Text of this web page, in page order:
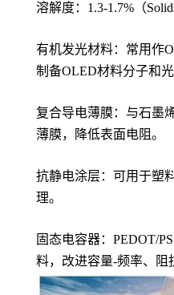
溶解度：1.3-1.7%（
有机发光材料：常用作
制备OLED材料分子和光
复合导电薄膜：与石墨
薄膜，降低表面电阻。
抗静电涂层：可用于塑
理。
固态电容器：PEDOT/
料，改进容量-频率、阻